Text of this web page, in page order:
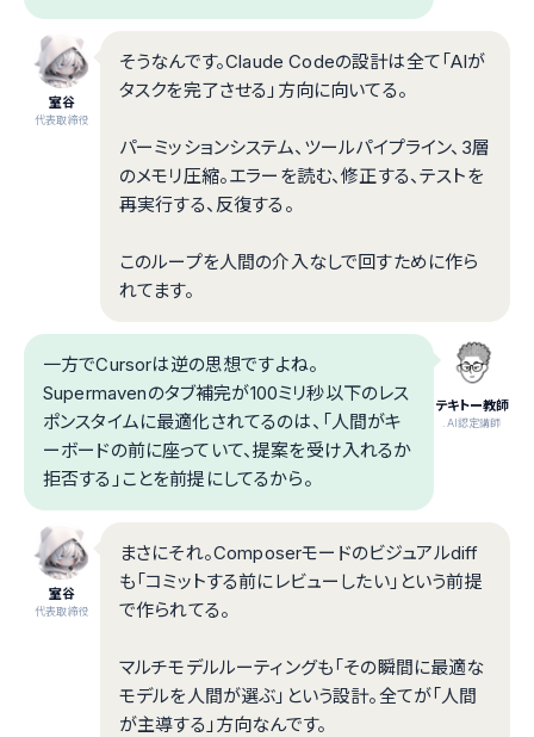
室谷
代表取締役
そうなんです。Claude Codeの設計は全て「AIが
タスクを完了させる」方向に向いてる。
パーミッションシステム、ツールパイプライン、3層
のメモリ圧縮。エラーを読む、修正する、テストを
再実行する、反復する。
このループを人間の介入なしで回すために作ら
れてます。
テキトー教師
.AI認定講師
一方でCursorは逆の思想ですよね。
Supermavenのタブ補完が100ミリ秒以下のレス
ポンスタイムに最適化されてるのは、「人間がキ
ーボードの前に座っていて、提案を受け入れるか
拒否する」ことを前提にしてるから。
室谷
代表取締役
まさにそれ。Composerモードのビジュアルdiff
も「コミットする前にレビューしたい」という前提
で作られてる。
マルチモデルルーティングも「その瞬間に最適な
モデルを人間が選ぶ」という設計。全てが「人間
が主導する」方向なんです。